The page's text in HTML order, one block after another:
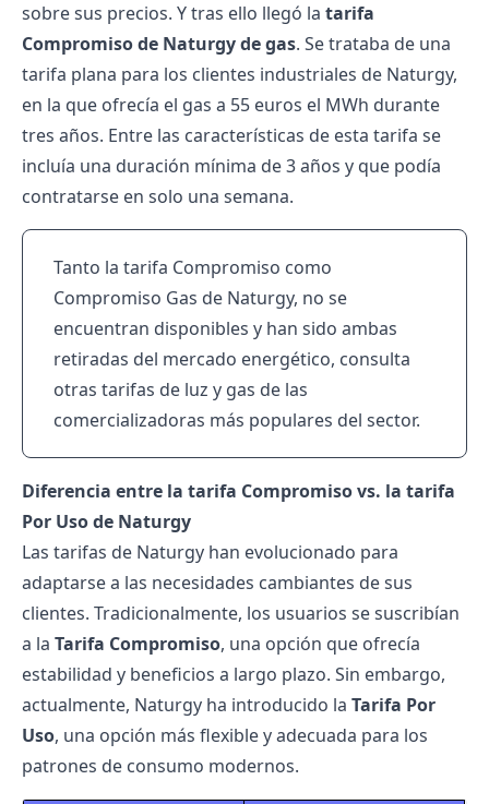
sobre sus precios. Y tras ello llegó la tarifa
Compromiso de Naturgy de gas. Se trataba de una
tarifa plana para los clientes industriales de Naturgy,
en la que ofrecía el gas a 55 euros el MWh durante
tres años. Entre las características de esta tarifa se
incluía una duración mínima de 3 años y que podía
contratarse en solo una semana.
Tanto la tarifa Compromiso como
Compromiso Gas de Naturgy, no se
encuentran disponibles y han sido ambas
retiradas del mercado energético, consulta
otras tarifas de luz y gas de las
comercializadoras más populares del sector.
Diferencia entre la tarifa Compromiso vs. la tarifa
Por Uso de Naturgy
Las tarifas de Naturgy han evolucionado para
adaptarse a las necesidades cambiantes de sus
clientes. Tradicionalmente, los usuarios se suscribían
a la Tarifa Compromiso, una opción que ofrecía
estabilidad y beneficios a largo plazo. Sin embargo,
actualmente, Naturgy ha introducido la Tarifa Por
Uso, una opción más flexible y adecuada para los
patrones de consumo modernos.